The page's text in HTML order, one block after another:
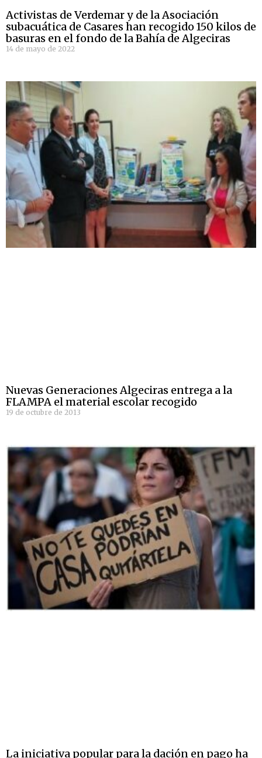
Activistas de Verdemar y de la Asociación
subacuática de Casares han recogido 150 kilos de
basuras en el fondo de la Bahía de Algeciras
14 de mayo de 2022
Nuevas Generaciones Algeciras entrega a la
FLAMPA el material escolar recogido
19 de octubre de 2013
La iniciativa popular para la dación en pago ha